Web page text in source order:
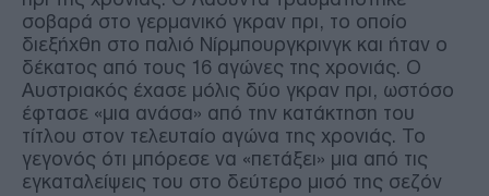
σοβαρά στο γερμανικό γκραν πρι, το οποίο
διεξήχθη στο παλιό Νίρμπουργκρινγκ και ήταν ο
δέκατος από τους 16 αγώνες της χρονιάς. Ο
Αυστριακός έχασε μόλις δύο γκραν πρι, ωστόσο
έφτασε «μια ανάσα» από την κατάκτηση του
τίτλου στον τελευταίο αγώνα της χρονιάς. Το
γεγονός ότι μπόρεσε να «πετάξει» μια από τις
εγκαταλείψεις του στο δεύτερο μισό της σεζόν